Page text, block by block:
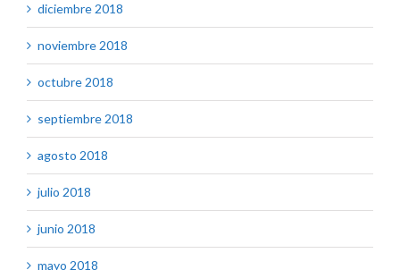
diciembre 2018
noviembre 2018
octubre 2018
septiembre 2018
agosto 2018
julio 2018
junio 2018
mayo 2018